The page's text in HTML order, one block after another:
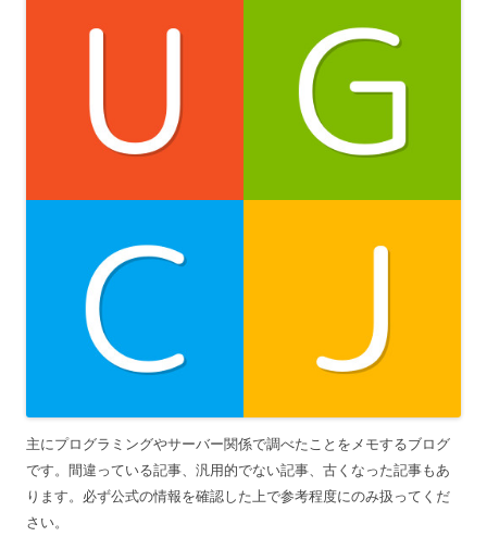
主にプログラミングやサーバー関係で調べたことをメモするブログ
です。間違っている記事、汎用的でない記事、古くなった記事もあ
ります。必ず公式の情報を確認した上で参考程度にのみ扱ってくだ
さい。